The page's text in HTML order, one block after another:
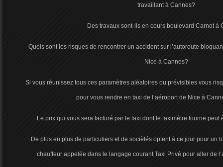
travaillant à Cannes?
Des travaux sont-ils en cours boulevard Carnot à
Quels sont les risques de rencontrer un accident sur l’autoroute
Nice à Cannes?
Si vous réunissez tous ces paramètres aléatoires ou prévisibles vous
pour vous rendre en taxi de l’aéroport de Nice à
Le prix qui vous sera facturé par le taxi dont le taximètre tourne peut
De plus en plus de particuliers et de sociètés optent à ce jour pour un
chauffeur appelée dans le langage courant Taxi Privé pour aller de